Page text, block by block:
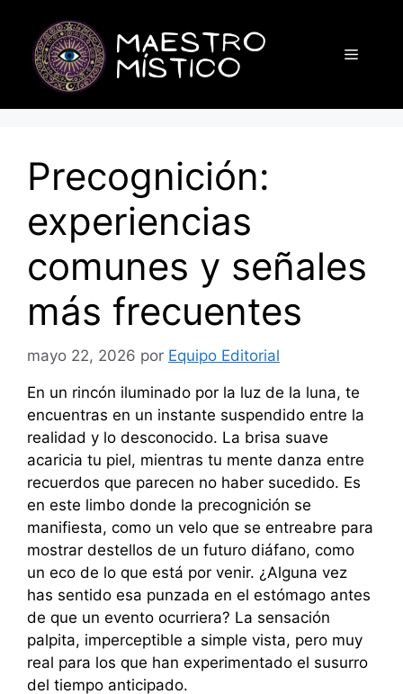
contenido
Menú
Precognición:
experiencias
comunes y señales
más frecuentes
mayo 22, 2026 por Equipo Editorial
En un rincón iluminado por la luz de la luna, te
encuentras en un instante suspendido entre la
realidad y lo desconocido. La brisa suave
acaricia tu piel, mientras tu mente danza entre
recuerdos que parecen no haber sucedido. Es
en este limbo donde la precognición se
manifiesta, como un velo que se entreabre para
mostrar destellos de un futuro diáfano, como
un eco de lo que está por venir. ¿Alguna vez
has sentido esa punzada en el estómago antes
de que un evento ocurriera? La sensación
palpita, imperceptible a simple vista, pero muy
real para los que han experimentado el susurro
del tiempo anticipado.